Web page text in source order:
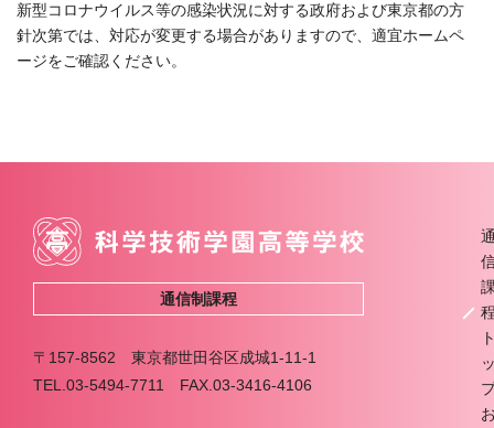
新型コロナウイルス等の感染状況に対する政府および東京都の方
針次第では、対応が変更する場合がありますので、適宜ホームペ
ージをご確認ください。
通信制課程
〒157-8562 東京都世田谷区成城1-11-1
TEL.03-5494-7711 FAX.03-3416-4106